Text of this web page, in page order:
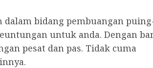
dalam bidang pembuangan
untuk anda. Dengan
pesat dan pas. Tidak cuma